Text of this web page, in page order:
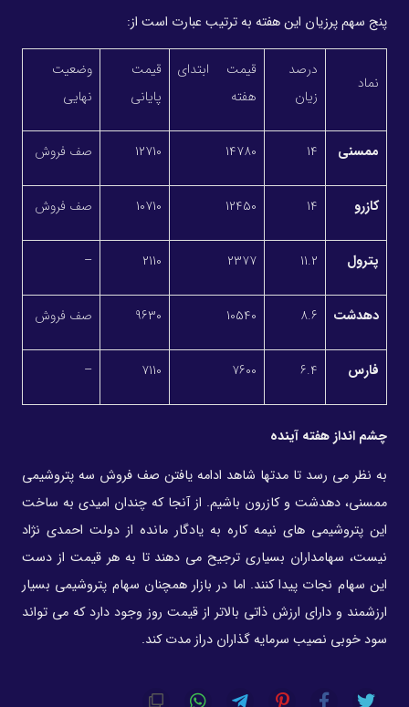
پنج سهم پرزیان این هفته به ترتیب عبارت است از:
نماد
درصد
زیان
قیمت ابتدای
هفته
قیمت
پایانی
وضعیت
نهایی
ممسنی 14
14780
12710 صف فروش
کازرو 14
12450
10710 صف فروش
پترول 11.2
2377
2110
–
دهدشت 8.6
10540
9630 صف فروش
فارس 6.4
7600
7110
–
چشم انداز هفته آینده
به نظر می رسد تا مدتها شاهد ادامه یافتن صف فروش سه پتروشیمی
ممسنی، دهدشت و کازرون باشیم. از آنجا که چندان امیدی به ساخت
این پتروشیمی های نیمه کاره به یادگار مانده از دولت احمدی نژاد
نیست، سهامداران بسیاری ترجیح می دهند تا به هر قیمت از دست
این سهام نجات پیدا کنند. اما در بازار همچنان سهام پتروشیمی بسیار
ارزشمند و دارای ارزش ذاتی بالاتر از قیمت روز وجود دارد که می تواند
سود خوبی نصیب سرمایه گذاران دراز مدت کند.